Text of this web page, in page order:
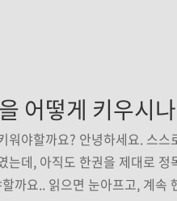
어떻게 키우시
워야할까요? 안녕하세요. 스스
는데, 아직도 한권을 제대로
까요.. 읽으면 눈아프고, 계속